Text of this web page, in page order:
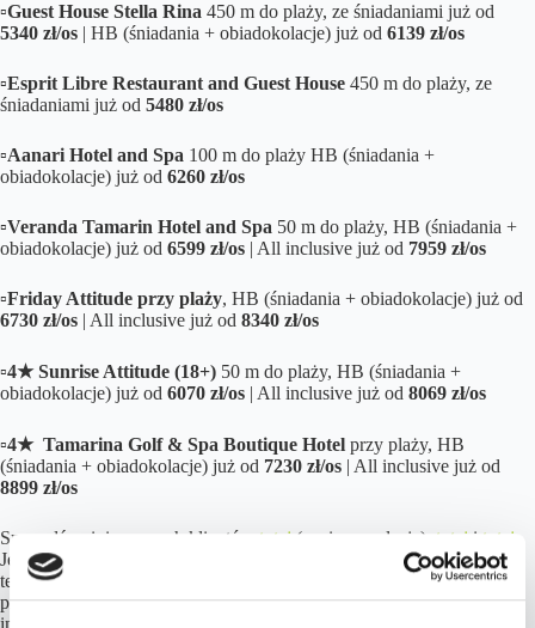
▫️Guest House Stella Rina 450 m do plaży, ze śniadaniami już od
5340 zł/os | HB (śniadania + obiadokolacje) już od 6139 zł/os
▫️Esprit Libre Restaurant and Guest House 450 m do plaży, ze
śniadaniami już od 5480 zł/os
▫️Aanari Hotel and Spa 100 m do plaży HB (śniadania +
obiadokolacje) już od 6260 zł/os
▫️Veranda Tamarin Hotel and Spa 50 m do plaży, HB (śniadania +
obiadokolacje) już od 6599 zł/os | All inclusive już od 7959 zł/os
▫️Friday Attitude przy plaży, HB (śniadania + obiadokolacje) już od
6730 zł/os | All inclusive już od 8340 zł/os
▫️4★ Sunrise Attitude (18+) 50 m do plaży, HB (śniadania +
obiadokolacje) już od 6070 zł/os | All inclusive już od 8069 zł/os
▫️4★ Tamarina Golf & Spa Boutique Hotel przy plaży, HB
(śniadania + obiadokolacje) już od 7230 zł/os | All inclusive już od
8899 zł/os
Sprawdź opinie naszych klientów tutaj (zapisane relacje), tutaj i tutaj
Jeżeli oczekujesz więcej zmian, np. dłuższy/krótszy pobyt, inny
termin, miejsce wylotu czy objazdówkę, zamów wybranyPakiet i
przejdziemy do planowania podróży na podstawie Twoich
indywidualnych preferencji.